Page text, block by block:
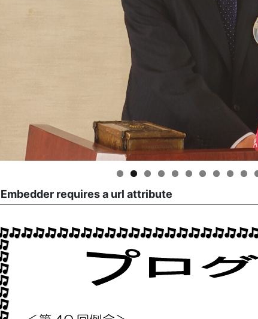
Embedder requires a url attribute